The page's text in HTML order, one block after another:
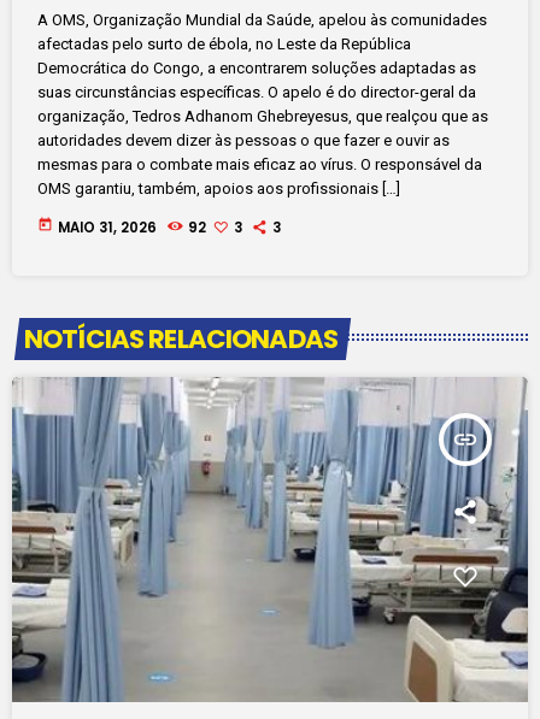
A OMS, Organização Mundial da Saúde, apelou às comunidades
afectadas pelo surto de ébola, no Leste da República
Democrática do Congo, a encontrarem soluções adaptadas as
suas circunstâncias específicas. O apelo é do director-geral da
organização, Tedros Adhanom Ghebreyesus, que realçou que as
autoridades devem dizer às pessoas o que fazer e ouvir as
mesmas para o combate mais eficaz ao vírus. O responsável da
OMS garantiu, também, apoios aos profissionais […]
today MAIO 31, 2026 92 3 3
NOTÍCIAS RELACIONADAS
insert_link